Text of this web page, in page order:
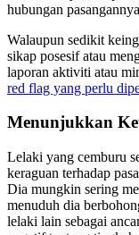
hubungan
Walaupun sedikit
sikap posesif atau
laporan aktiviti atau
red flag yang perlu
Menunjukkan
Lelaki yang cemburu
keraguan terhadap
Dia mungkin sering
menuduh dia
lelaki lain sebagai